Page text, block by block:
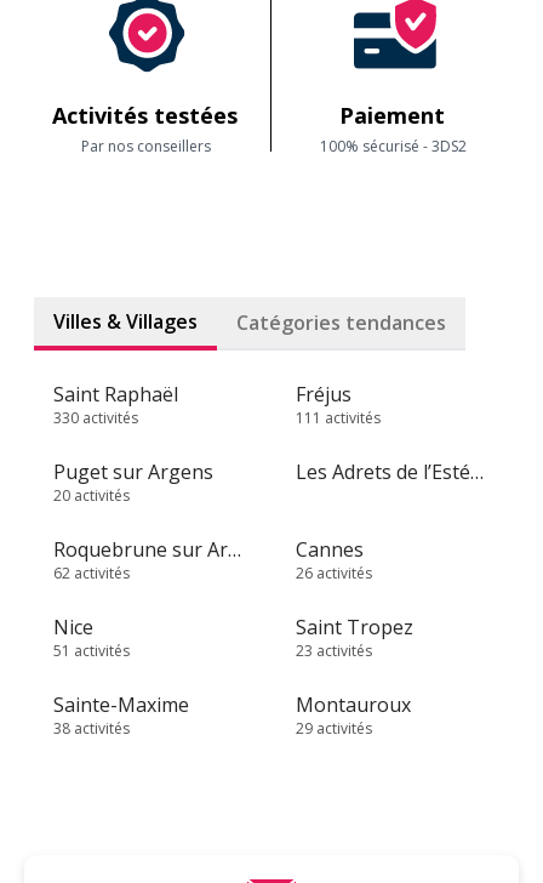
Activités testées
Par nos conseillers
Paiement
100% sécurisé - 3DS2
Villes & Villages Catégories tendances
Saint Raphaël
330 activités
Fréjus
111 activités
Puget sur Argens
20 activités
Les Adrets de l’Estérel
Roquebrune sur Argens
62 activités
Cannes
26 activités
Nice
51 activités
Saint Tropez
23 activités
Sainte-Maxime
38 activités
Montauroux
29 activités